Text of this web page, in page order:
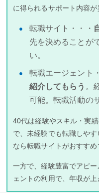
に得られるサポート内容が
転職サイト・・・
先を決めることが
い。
転職エージェント
紹介してもらう 。
可能。転職活動の
40代は経験やスキル・実
で、未経験でも転職しや
なら転職サイトがおすすめ
一方で、経験豊富でアピ
ェントの利用で、年収が